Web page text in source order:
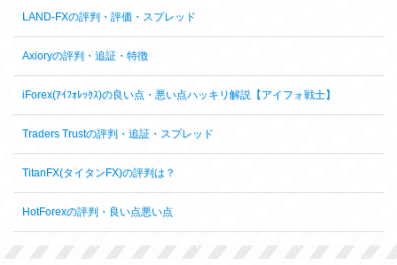
LAND-FXの評判・評価・スプレッド
Axioryの評判・追証・特徴
iForex(ｱｲﾌｫﾚｯｸｽ)の良い点・悪い点ハッキリ解説【アイフォ戦士】
Traders Trustの評判・追証・スプレッド
TitanFX(タイタンFX)の評判は？
HotForexの評判・良い点悪い点